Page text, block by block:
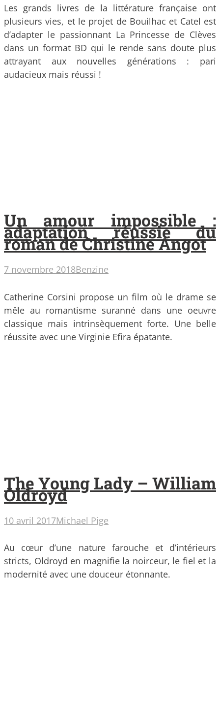
Les grands livres de la littérature française ont
plusieurs vies, et le projet de Bouilhac et Catel est
d’adapter le passionnant La Princesse de Clèves
dans un format BD qui le rende sans doute plus
attrayant aux nouvelles générations : pari
audacieux mais réussi !
Un amour impossible :
adaptation réussie du
roman de Christine Angot
7 novembre 2018Benzine
Catherine Corsini propose un film où le drame se
mêle au romantisme suranné dans une oeuvre
classique mais intrinsèquement forte. Une belle
réussite avec une Virginie Efira épatante.
The Young Lady – William
Oldroyd
10 avril 2017Michael Pige
Au cœur d’une nature farouche et d’intérieurs
stricts, Oldroyd en magnifie la noirceur, le fiel et la
modernité avec une douceur étonnante.